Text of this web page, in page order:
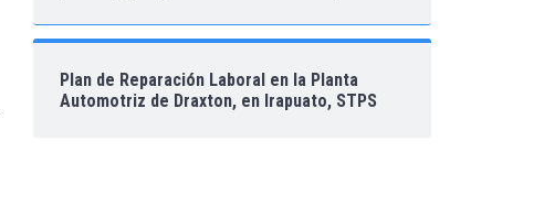
Plan de Reparación Laboral en la Planta
Automotriz de Draxton, en Irapuato, STPS